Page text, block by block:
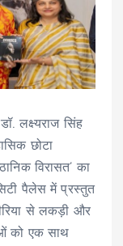
डॉ. लक्ष्यराज सिंह
छोटा
विरासत’ का
पैलेस में प्रस्तुत
से लकड़ी और
को एक साथ